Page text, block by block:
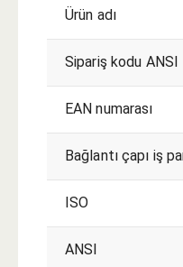
Ürün adı
Sipariş kodu ANSI
EAN numarası
Bağlantı çapı iş
ISO
ANSI